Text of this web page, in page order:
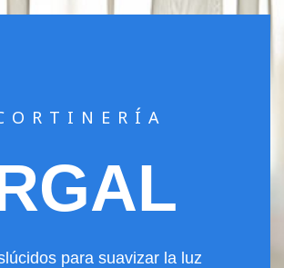
para suavizar la luz